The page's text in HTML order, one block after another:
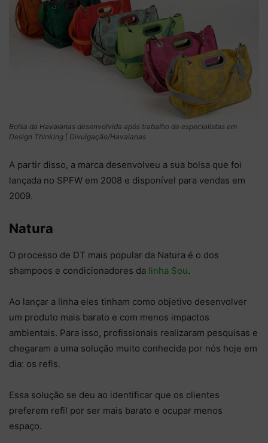
Bolsa da Havaianas desenvolvida após trabalho de especialistas em
Design Thinking | Divulgação/Havaianas
A partir disso, a marca desenvolveu a sua bolsa que foi
lançada no SPFW em 2008 e disponível para vendas em
2009.
Natura
O processo de DT mais popular da Natura é o dos
shampoos e condicionadores da linha Sou.
Ao lançar a linha eles tinham como objetivo desenvolver
um produto mais barato e com menos impactos
ambientais. Para isso, profissionais realizaram pesquisas e
chegaram a uma solução muito conhecida por nós hoje em
dia: os refis.
Essa solução se deu ao identificar que os clientes
preferem refil por ser mais barato e ocupar menos
espaço.